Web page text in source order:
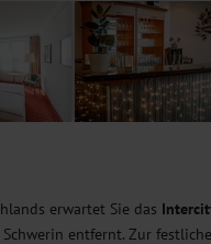
erwartet Sie das
entfernt. Zur
Cookies werden genutzt, um